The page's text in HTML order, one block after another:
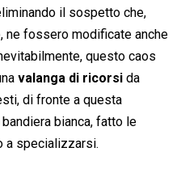
il sospetto che,
ne fossero modificate anche
questo caos
valanga di ricorsi da
di fronte a questa
bianca, fatto le
a specializzarsi.